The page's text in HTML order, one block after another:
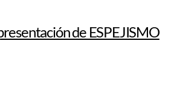
de ESPEJISMO